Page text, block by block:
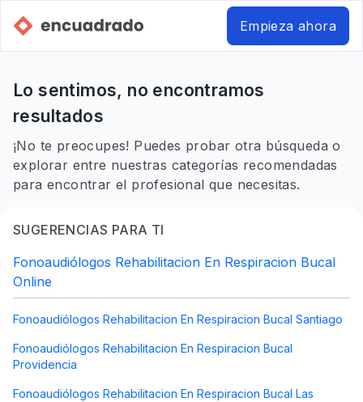
Empieza ahora
Lo sentimos, no encontramos
resultados
¡No te preocupes! Puedes probar otra búsqueda o
explorar entre nuestras categorías recomendadas
para encontrar el profesional que necesitas.
SUGERENCIAS PARA TI
Fonoaudiólogos Rehabilitacion En Respiracion Bucal
Online
Fonoaudiólogos Rehabilitacion En Respiracion Bucal Santiago
Fonoaudiólogos Rehabilitacion En Respiracion Bucal
Providencia
Fonoaudiólogos Rehabilitacion En Respiracion Bucal Las